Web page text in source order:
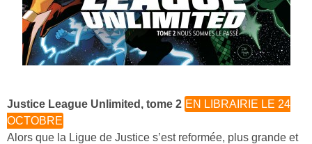
Justice League Unlimited, tome 2 EN LIBRAIRIE LE 24
OCTOBRE
Alors que la Ligue de Justice s’est reformée, plus grande et